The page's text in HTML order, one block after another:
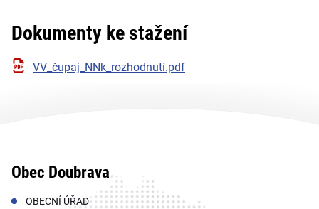
Dokumenty ke stažení
VV_čupaj_NNk_rozhodnutí.pdf
Obec Doubrava
OBECNÍ ÚŘAD